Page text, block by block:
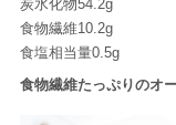
炭水化物54.2g
食物繊維10.2g
食塩相当量0.5g
食物繊維たっぷりのオ